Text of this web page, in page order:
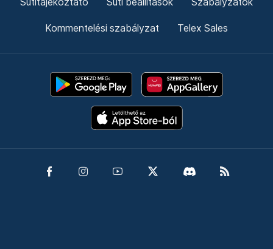
Kommentelési szabályzat Telex Sales